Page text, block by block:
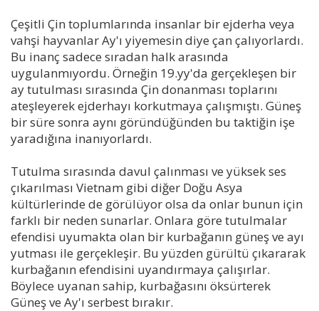
Çeşitli Çin toplumlarında insanlar bir ejderha veya
vahşi hayvanlar Ay'ı yiyemesin diye çan çalıyorlardı.
Bu inanç sadece sıradan halk arasında
uygulanmıyordu. Örneğin 19.yy'da gerçekleşen bir
ay tutulması sırasında Çin donanması toplarını
ateşleyerek ejderhayı korkutmaya çalışmıştı. Güneş
bir süre sonra aynı göründüğünden bu taktiğin işe
yaradığına inanıyorlardı.
Tutulma sırasında davul çalınması ve yüksek ses
çıkarılması Vietnam gibi diğer Doğu Asya
kültürlerinde de görülüyor olsa da onlar bunun için
farklı bir neden sunarlar. Onlara göre tutulmalar
efendisi uyumakta olan bir kurbağanın güneş ve ayı
yutması ile gerçekleşir. Bu yüzden gürültü çıkararak
kurbağanın efendisini uyandırmaya çalışırlar.
Böylece uyanan sahip, kurbağasını öksürterek
Güneş ve Ay'ı serbest bırakır.